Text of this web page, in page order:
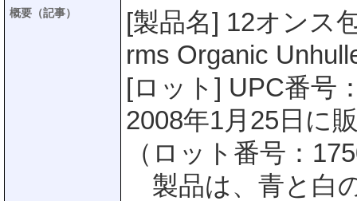
概要（記事）
[製品名] 12オンス
rms Organic
[ロット] UPC番号
2008年1月25日に
（ロット番号：
製品は、青と白